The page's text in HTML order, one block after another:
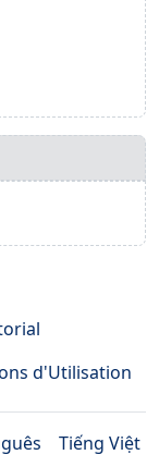
d'Utilisation
Tiếng Việt